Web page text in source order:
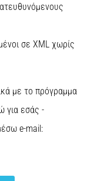
σε XML χωρίς
με το πρόγραμμα
για εσάς -
e-mail: